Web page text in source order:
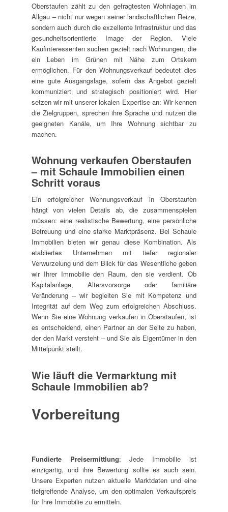
Oberstaufen zählt zu den gefragtesten Wohnlagen im
Allgäu – nicht nur wegen seiner landschaftlichen Reize,
sondern auch durch die exzellente Infrastruktur und das
gesundheitsorientierte Image der Region. Viele
Kaufinteressenten suchen gezielt nach Wohnungen, die
ein Leben im Grünen mit Nähe zum Ortskern
ermöglichen. Für den Wohnungsverkauf bedeutet dies
eine gute Ausgangslage, sofern das Angebot gezielt
kommuniziert und strategisch positioniert wird. Hier
setzen wir mit unserer lokalen Expertise an: Wir kennen
die Zielgruppen, sprechen ihre Sprache und nutzen die
geeigneten Kanäle, um Ihre Wohnung sichtbar zu
machen.
Wohnung verkaufen Oberstaufen
– mit Schaule Immobilien einen
Schritt voraus
Ein erfolgreicher Wohnungsverkauf in Oberstaufen
hängt von vielen Details ab, die zusammenspielen
müssen: eine realistische Bewertung, eine persönliche
Betreuung und eine starke Marktpräsenz. Bei Schaule
Immobilien bieten wir genau diese Kombination. Als
etabliertes Unternehmen mit tiefer regionaler
Verwurzelung und dem Blick für das Wesentliche geben
wir Ihrer Immobilie den Raum, den sie verdient. Ob
Kapitalanlage, Altersvorsorge oder familiäre
Veränderung – wir begleiten Sie mit Kompetenz und
Integrität auf dem Weg zum erfolgreichen Abschluss.
Wenn Sie eine Wohnung verkaufen in Oberstaufen, ist
es entscheidend, einen Partner an der Seite zu haben,
der den Markt versteht – und Sie als Eigentümer in den
Mittelpunkt stellt.
Wie läuft die Vermarktung mit
Schaule Immobilien ab?
Vorbereitung
Fundierte Preisermittlung: Jede Immobilie ist
einzigartig, und ihre Bewertung sollte es auch sein.
Unsere Experten nutzen aktuelle Marktdaten und eine
tiefgreifende Analyse, um den optimalen Verkaufspreis
für Ihre Immobilie zu ermitteln.